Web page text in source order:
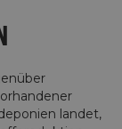
landet,